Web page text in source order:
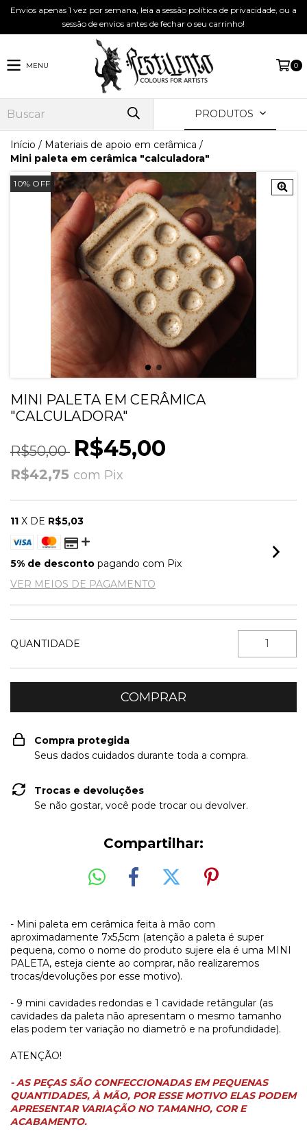
Envios apenas 1 vez por semana, leia a sessão política de privacidade, ou a
sessão de envios antes de fechar o seu carrinho!
MENU 0
PRODUTOS
Início / Materiais de apoio em cerâmica /
Mini paleta em cerâmica "calculadora"
10% OFF
MINI PALETA EM CERÂMICA
"CALCULADORA"
R$50,00 R$45,00
R$42,75 com Pix
11 X DE R$5,03
5% de desconto pagando com Pix
VER MEIOS DE PAGAMENTO
QUANTIDADE
Compra protegida
Seus dados cuidados durante toda a compra.
Trocas e devoluções
Se não gostar, você pode trocar ou devolver.
Compartilhar:
- Mini paleta em cerâmica feita à mão com
aproximadamente 7x5,5cm (atenção a paleta é super
pequena, como o nome do produto sujere ela é uma MINI
PALETA, esteja ciente ao comprar, não realizaremos
trocas/devoluções por esse motivo).
- 9 mini cavidades redondas e 1 cavidade retângular (as
cavidades da paleta não apresentam o mesmo tamanho
elas podem ter variação no diametrô e na profundidade).
ATENÇÃO!
- AS PEÇAS SÃO CONFECCIONADAS EM PEQUENAS
QUANTIDADES, À MÃO, POR ESSE MOTIVO ELAS PODEM
APRESENTAR VARIAÇÃO NO TAMANHO, COR E
ACABAMENTO.